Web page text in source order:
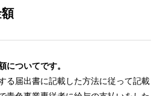
についてです。
る届出書に記載した方法に従って記載